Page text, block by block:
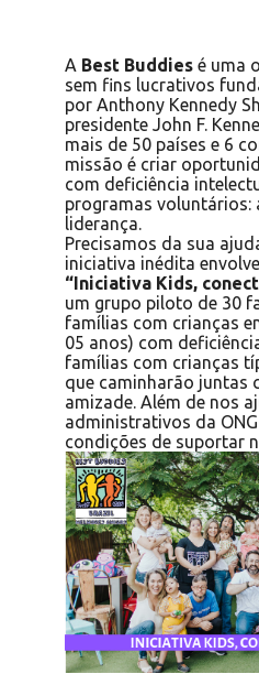
A Best Buddiesé uma
sem fins lucrativos
por Anthony Kennedy
presidente John F.
mais de 50 países e 6
missão é criar
com deficiência
programas voluntários:
liderança.
Precisamos da sua
iniciativa inédita
“Iniciativa Kids,
um grupo piloto de 30
famílias com crianças
05 anos) com
famílias com crianças
que caminharão juntas
amizade. Além de nos
administrativos da
condições de suportar